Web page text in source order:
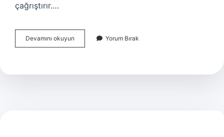
çağrıştırır.…
Devamını okuyun
fiil
?
Yorum Bırak